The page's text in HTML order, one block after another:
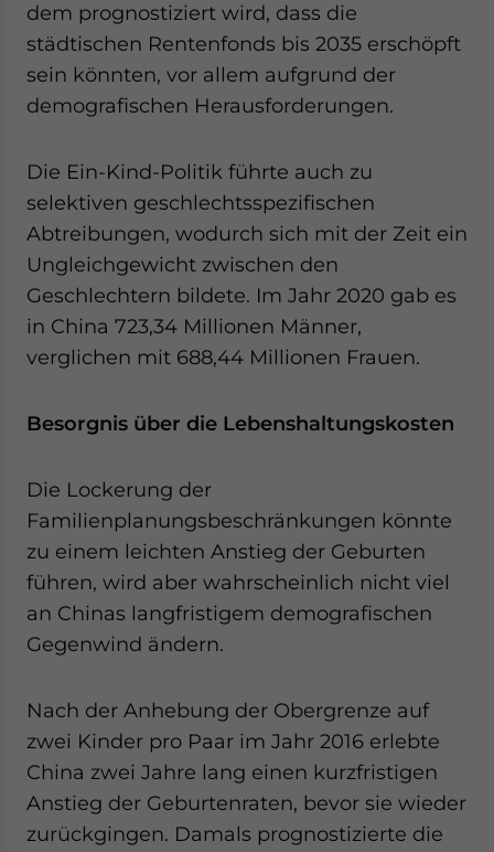
dem prognostiziert wird, dass die
städtischen Rentenfonds bis 2035 erschöpft
sein könnten, vor allem aufgrund der
demografischen Herausforderungen.
Die Ein-Kind-Politik führte auch zu
selektiven geschlechtsspezifischen
Abtreibungen, wodurch sich mit der Zeit ein
Ungleichgewicht zwischen den
Geschlechtern bildete. Im Jahr 2020 gab es
in China 723,34 Millionen Männer,
verglichen mit 688,44 Millionen Frauen.
Besorgnis über die Lebenshaltungskosten
Die Lockerung der
Familienplanungsbeschränkungen könnte
zu einem leichten Anstieg der Geburten
führen, wird aber wahrscheinlich nicht viel
an Chinas langfristigem demografischen
Gegenwind ändern.
Nach der Anhebung der Obergrenze auf
zwei Kinder pro Paar im Jahr 2016 erlebte
China zwei Jahre lang einen kurzfristigen
Anstieg der Geburtenraten, bevor sie wieder
zurückgingen. Damals prognostizierte die